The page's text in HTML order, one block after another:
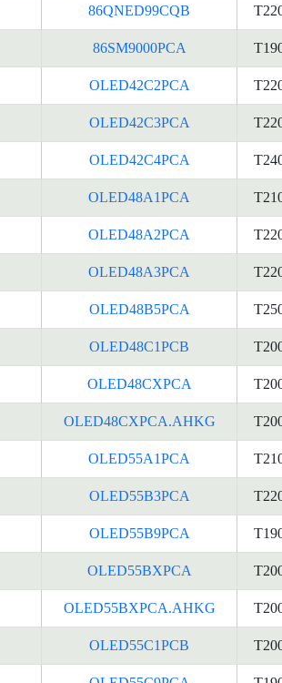
86QNED99CQB
86SM9000PCA
OLED42C2PCA
OLED42C3PCA
OLED42C4PCA
OLED48A1PCA
OLED48A2PCA
OLED48A3PCA
OLED48B5PCA
OLED48C1PCB
OLED48CXPCA
OLED48CXPCA.AHKG
OLED55A1PCA
OLED55B3PCA
OLED55B9PCA
OLED55BXPCA
OLED55BXPCA.AHKG
OLED55C1PCB